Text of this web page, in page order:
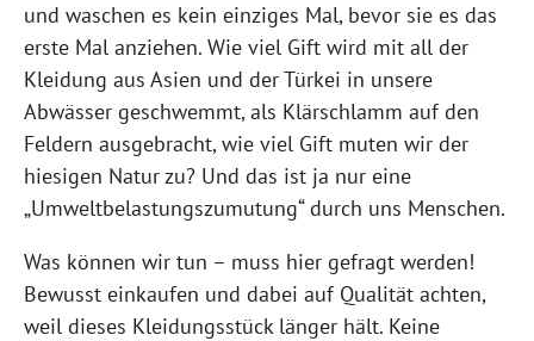
und waschen es kein einziges Mal, bevor sie es das
erste Mal anziehen. Wie viel Gift wird mit all der
Kleidung aus Asien und der Türkei in unsere
Abwässer geschwemmt, als Klärschlamm auf den
Feldern ausgebracht, wie viel Gift muten wir der
hiesigen Natur zu? Und das ist ja nur eine
„Umweltbelastungszumutung“ durch uns Menschen.
Was können wir tun – muss hier gefragt werden!
Bewusst einkaufen und dabei auf Qualität achten,
weil dieses Kleidungsstück länger hält. Keine